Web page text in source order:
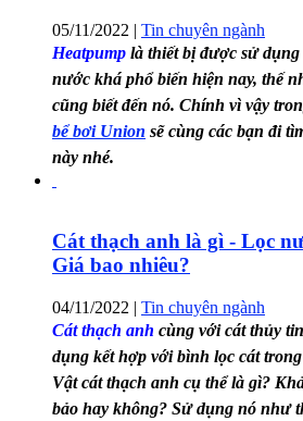
05/11/2022 | Tin chuyên ngành
Heatpump là thiết bị được sử
nước khá phổ biến hiện nay, thế
cũng biết đến nó. Chính vì vậy
bể bơi Union sẽ cùng các bạn đi
này nhé.
Cát thạch anh là gì - Lọc
Giá bao nhiêu?
04/11/2022 | Tin chuyên ngành
Cát thạch anh cùng với cát thủy
dụng kết hợp với bình lọc cát
Vật cát thạch anh cụ thể là gì?
bảo hay không? Sử dụng nó như